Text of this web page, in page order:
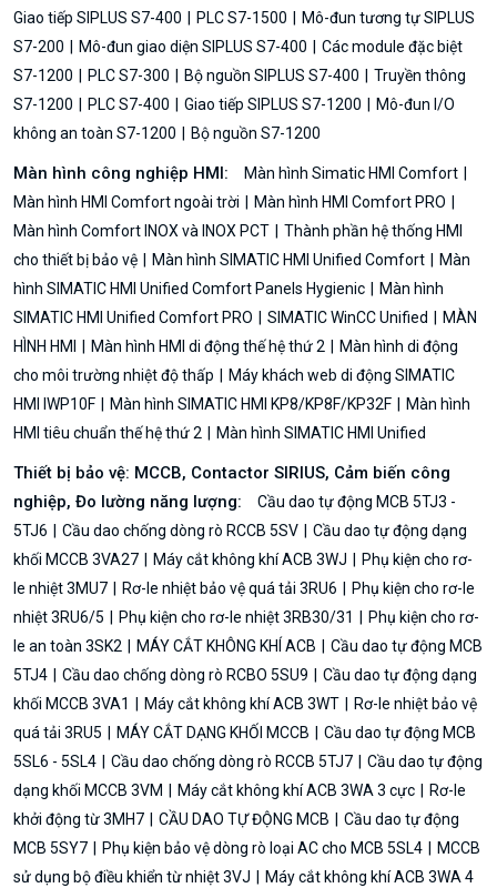
Giao tiếp SIPLUS S7-400
PLC S7-1500
Mô-đun tương tự SIPLUS
S7-200
Mô-đun giao diện SIPLUS S7-400
Các module đặc biệt
S7-1200
PLC S7-300 Bộ nguồn SIPLUS S7-400
Truyền thông
S7-1200
PLC S7-400 Giao tiếp SIPLUS S7-1200
Mô-đun I/O
không an toàn S7-1200
Bộ nguồn S7-1200
Màn hình công nghiệp HMI:
Màn hình Simatic HMI Comfort
Màn hình HMI Comfort ngoài trời
Màn hình HMI Comfort PRO
Màn hình Comfort INOX và INOX PCT
Thành phần hệ thống HMI
cho thiết bị bảo vệ
Màn hình SIMATIC HMI Unified Comfort
Màn
hình SIMATIC HMI Unified Comfort Panels Hygienic
Màn hình
SIMATIC HMI Unified Comfort PRO
SIMATIC WinCC Unified
MÀN
HÌNH HMI
Màn hình HMI di động thế hệ thứ 2
Màn hình di động
cho môi trường nhiệt độ thấp
Máy khách web di động SIMATIC
HMI IWP10F
Màn hình SIMATIC HMI KP8/KP8F/KP32F
Màn hình
HMI tiêu chuẩn thế hệ thứ 2
Màn hình SIMATIC HMI Unified
Thiết bị bảo vệ: MCCB, Contactor SIRIUS, Cảm biến công
nghiệp, Đo lường năng lượng:
Cầu dao tự động MCB 5TJ3 -
5TJ6
Cầu dao chống dòng rò RCCB 5SV
Cầu dao tự động dạng
khối MCCB 3VA27
Máy cắt không khí ACB 3WJ
Phụ kiện cho rơ-
le nhiệt 3MU7
Rơ-le nhiệt bảo vệ quá tải 3RU6
Phụ kiện cho rơ-le
nhiệt 3RU6/5
Phụ kiện cho rơ-le nhiệt 3RB30/31
Phụ kiện cho rơ-
le an toàn 3SK2
MÁY CẮT KHÔNG KHÍ ACB
Cầu dao tự động MCB
5TJ4
Cầu dao chống dòng rò RCBO 5SU9
Cầu dao tự động dạng
khối MCCB 3VA1
Máy cắt không khí ACB 3WT
Rơ-le nhiệt bảo vệ
quá tải 3RU5
MÁY CẮT DẠNG KHỐI MCCB
Cầu dao tự động MCB
5SL6 - 5SL4
Cầu dao chống dòng rò RCCB 5TJ7
Cầu dao tự động
dạng khối MCCB 3VM
Máy cắt không khí ACB 3WA 3 cực
Rơ-le
khởi động từ 3MH7
CẦU DAO TỰ ĐỘNG MCB
Cầu dao tự động
MCB 5SY7
Phụ kiện bảo vệ dòng rò loại AC cho MCB 5SL4
MCCB
sử dụng bộ điều khiển từ nhiệt 3VJ
Máy cắt không khí ACB 3WA 4